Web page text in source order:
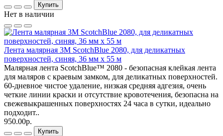
Купить
Нет в наличии
Лента малярная 3М ScotchBlue 2080, для деликатных
поверхностей, синяя, 36 мм x 55 м
Малярная лента ScotchBlue™ 2080 - безопасная клейкая лента
для маляров с краевым замком, для деликатных поверхностей.
60-дневное чистое удаление, низкая средняя адгезия, очень
четкие линии краски и отсутствие кровотечения, безопасна на
свежевыкрашенных поверхностях 24 часа в сутки, идеально
подходит..
950.00р.
Купить